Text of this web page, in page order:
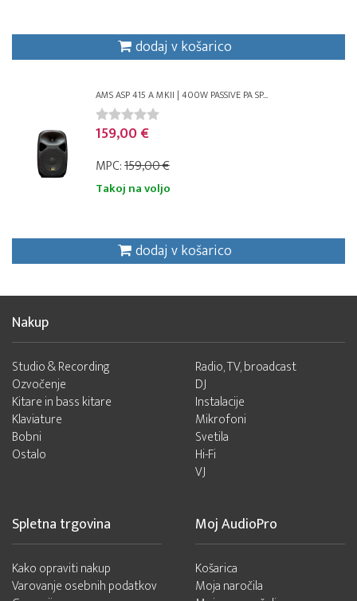
dodaj v košarico
AMS ASP 415 A MKII | 400W PASSIVE PA SP...
159,00 €
MPC:159,00 €
Takoj na voljo
dodaj v košarico
Nakup
Studio & Recording
Ozvočenje
Kitare in bass kitare
Klaviature
Bobni
Ostalo
Radio, TV, broadcast
DJ
Instalacije
Mikrofoni
Svetila
Hi-Fi
VJ
Spletna trgovina
Kako opraviti nakup
Varovanje osebnih podatkov
Moj AudioPro
Košarica
Moja naročila